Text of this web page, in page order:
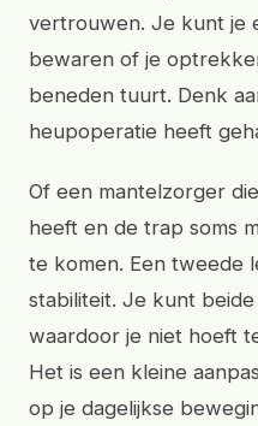
vertrouwen. Je kunt je
bewaren of je
beneden tuurt. Denk
heupoperatie heeft
Of een mantelzorger
heeft en de trap soms
te komen. Een tweede
stabiliteit. Je kunt
waardoor je niet hoeft
Het is een kleine
op je dagelijkse